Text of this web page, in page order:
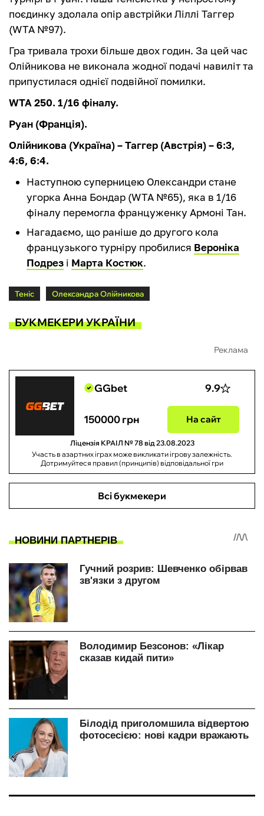
поєдинку здолала опір австрійки Ліллі Таггер
(WTA №97).
Гра тривала трохи більше двох годин. За цей час
Олійникова не виконала жодної подачі навиліт та
припустилася однієї подвійної помилки.
WTA 250. 1/16 фіналу.
Руан (Франція).
Олійникова (Україна) – Таггер (Австрія) – 6:3,
4:6, 6:4.
Наступною суперницею Олександри стане
угорка Анна Бондар (WTA №65), яка в 1/16
фіналу перемогла француженку Армоні Тан.
Нагадаємо, що раніше до другого кола
французького турніру пробилися Вероніка
Подрез і Марта Костюк.
Теніс Олександра Олійникова
БУКМЕКЕРИ УКРАЇНИ
Реклама
GGbet 9.9
150000 грн На сайт
Ліцензія КРАІЛ № 78 від 23.08.2023
Участь в азартних іграх може викликати ігрову залежність.
Дотримуйтеся правил (принципів) відповідальної гри
Всі букмекери